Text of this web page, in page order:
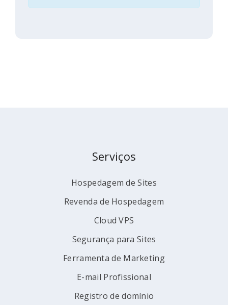
Serviços
Hospedagem de Sites
Revenda de Hospedagem
Cloud VPS
Segurança para Sites
Ferramenta de Marketing
E-mail Profissional
Registro de domínio